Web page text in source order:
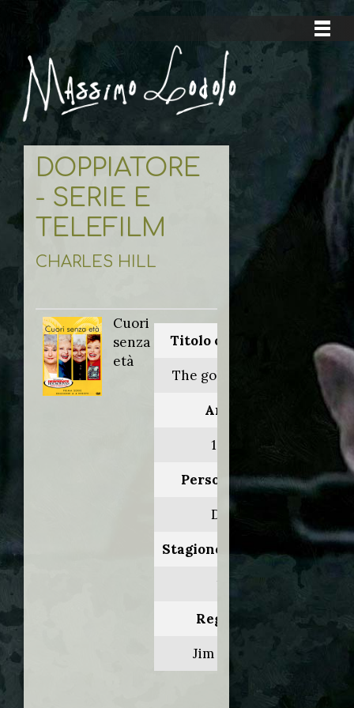
DOPPIATORE
- SERIE E
TELEFILM
CHARLES HILL
Cuori
senza
età
Titolo originale:
The golden girls
Anno:
1985
Personaggio:
Dirk
Stagione.Episodio:
1.9
Regia di:
Jim Drake